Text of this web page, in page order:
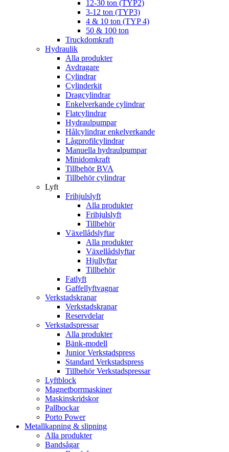
12-30 ton (TYP2)
3-12 ton (TYP3)
4 & 10 ton (TYP 4)
50 & 100 ton
Truckdomkraft
Hydraulik
Alla produkter
Avdragare
Cylindrar
Cylinderkit
Dragcylindrar
Enkelverkande cylindrar
Flatcylindrar
Hydraulpumpar
Hålcylindrar enkelverkande
Lågprofilcylindrar
Manuella hydraulpumpar
Minidomkraft
Tillbehör BVA
Tillbehör cylindrar
Lyft
Frihjulslyft
Alla produkter
Frihjulslyft
Tillbehör
Växellådslyftar
Alla produkter
Växellådslyftar
Hjullyftar
Tillbehör
Fatlyft
Gaffellyftvagnar
Verkstadskranar
Verkstadskranar
Reservdelar
Verkstadspressar
Alla produkter
Bänk-modell
Junior Verkstadspress
Standard Verkstadspress
Tillbehör Verkstadspressar
Lyftblock
Magnetborrmaskiner
Maskinskridskor
Pallbockar
Porto Power
Metallkapning & slipning
Alla produkter
Bandsågar